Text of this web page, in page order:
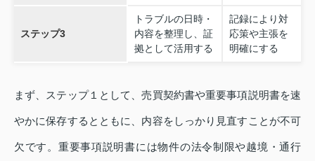
ステップ3
トラブルの日時・
内容を整理し、証
拠として活用する
記録により対
応策や主張を
明確にする
まず、ステップ１として、売買契約書や重要事項説明書を速
やかに保存するとともに、内容をしっかり見直すことが不可
欠です。重要事項説明書には物件の法令制限や越境・通行